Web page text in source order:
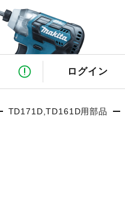
ログイン
TD171D,TD161D用部品